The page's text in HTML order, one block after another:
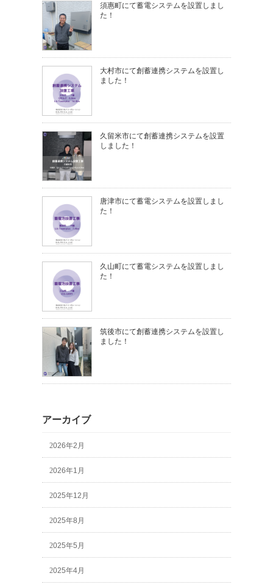
須惠町にて蓄電システムを設置しまし
た！
大村市にて創蓄連携システムを設置し
ました！
久留米市にて創蓄連携システムを設置
しました！
唐津市にて蓄電システムを設置しまし
た！
久山町にて蓄電システムを設置しまし
た！
筑後市にて創蓄連携システムを設置し
ました！
アーカイブ
2026年2月
2026年1月
2025年12月
2025年8月
2025年5月
2025年4月